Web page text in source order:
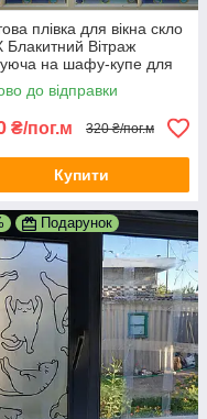
плівка для вікна скло
Блакитний Вітраж
на шафу-купе для
1 пог.м 1000х1000
до відправки
₴/пог.м 320 ₴/пог.м
Купити
Подарунок